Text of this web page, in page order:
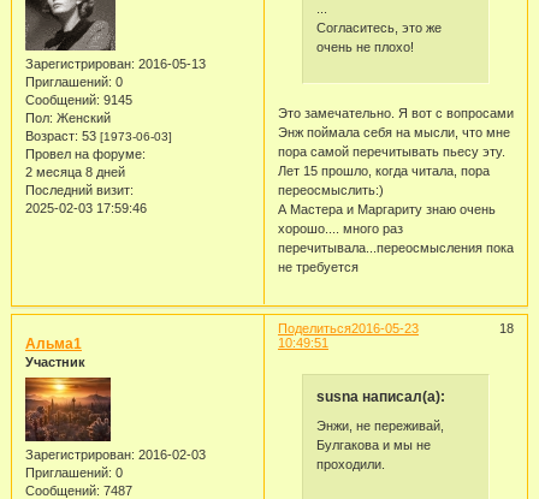
Зарегистрирован: 2016-05-13
Приглашений: 0
Сообщений: 9145
Пол: Женский
Возраст: 53 [1973-06-03]
Провел на форуме:
2 месяца 8 дней
Последний визит:
2025-02-03 17:59:46
Согласитесь, это же
очень не плохо!
Это замечательно. Я вот с вопросами
Энж поймала себя на мысли, что мне
пора самой перечитывать пьесу эту.
Лет 15 прошло, когда читала, пора
переосмыслить:)
А Мастера и Маргариту знаю очень
хорошо.... много раз
перечитывала...переосмысления пока
не требуется
Поделиться 18
2016-05-23
10:49:51
Альма1
Участник
Зарегистрирован: 2016-02-03
Приглашений: 0
Сообщений: 7487
susna написал(а):
Энжи, не переживай,
Булгакова и мы не
проходили.